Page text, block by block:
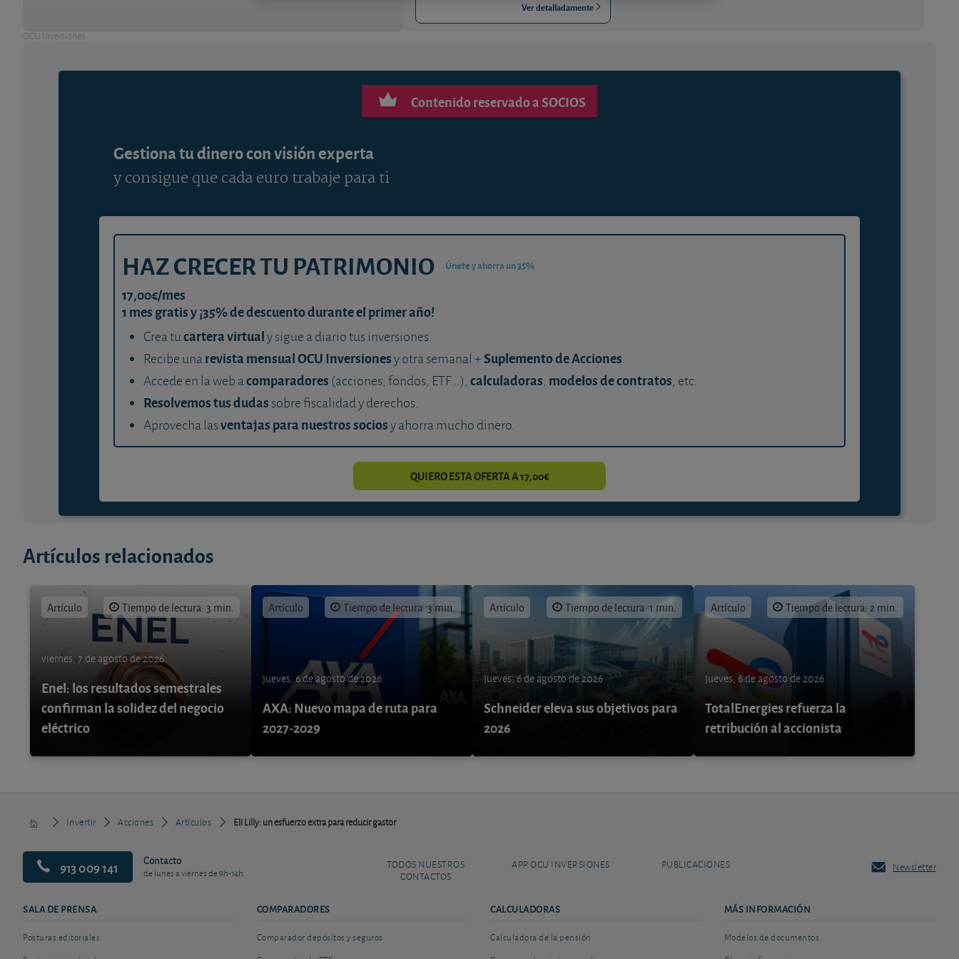
OCU Inversiones
Ver detalladamente
Contenido reservado a SOCIOS
Gestiona tu dinero con visión experta
y consigue que cada euro trabaje para ti
HAZ CRECER TU PATRIMONIO Únete y ahorra un 35%
17,00€/mes
1 mes gratis y ¡35% de descuento durante el primer año!
Crea tucartera virtualy sigue a diario tus inversiones.
Recibe unarevista mensual OCU Inversionesy otra semanal +Suplemento de Acciones.
Accede en la web acomparadores (acciones, fondos, ETF...), calculadoras, modelos de contratos, etc.
Resolvemos tus dudas sobre fiscalidad y derechos.
Aprovecha lasventajas para nuestros sociosy ahorra mucho dinero.
QUIERO ESTA OFERTA A 17,00€
Artículos relacionados
Artículo Tiempo de lectura: 3 min.
viernes, 7 de agosto de 2026
Enel: los resultados semestrales
confirman la solidez del negocio
eléctrico
Artículo Tiempo de lectura: 3 min.
jueves, 6 de agosto de 2026
AXA: Nuevo mapa de ruta para
2027-2029
Artículo Tiempo de lectura: 1 min.
jueves, 6 de agosto de 2026
Schneider eleva sus objetivos para
2026
Artículo Tiempo de lectura: 2 min.
jueves, 6 de agosto de 2026
TotalEnergies refuerza la
retribución al accionista
Invertir Acciones Artículos Eli Lilly: un esfuerzo extra para reducir gastor
913 009 141 Contacto
de lunes a viernes de 9h-14h
TODOS NUESTROS
CONTACTOS
APP OCU INVERSIONES PUBLICACIONES Newsletter
SALA DE PRENSA
Posturas editoriales
COMPARADORES
Comparador depósitos y seguros
CALCULADORAS
Calculadora de la pensión
MÁS INFORMACIÓN
Modelos de documentos